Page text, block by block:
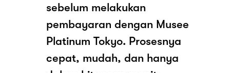
sebelum melakukan
pembayaran dengan Musee
Platinum Tokyo. Prosesnya
cepat, mudah, dan hanya